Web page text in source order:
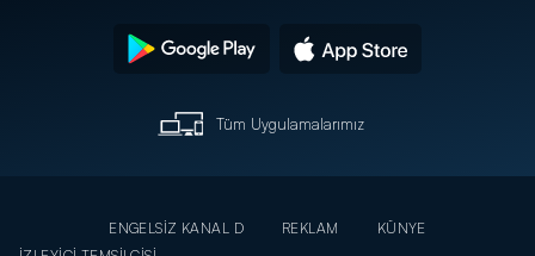
Tüm Uygulamalarımız
ENGELSİZ KANAL D REKLAM
KÜNYE